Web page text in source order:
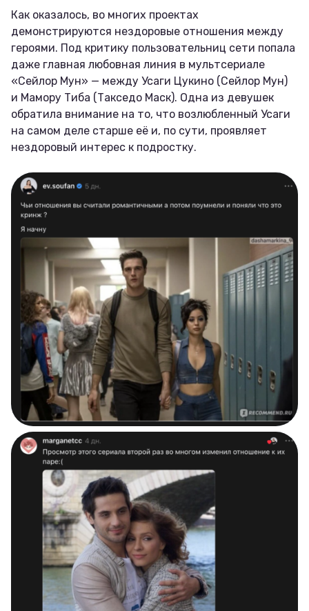
Как оказалось, во многих проектах
демонстрируются нездоровые отношения между
героями. Под критику пользовательниц сети попала
даже главная любовная линия в мультсериале
«Сейлор Мун» — между Усаги Цукино (Сейлор Мун)
и Мамору Тиба (Такседо Маск). Одна из девушек
обратила внимание на то, что возлюбленный Усаги
на самом деле старше её и, по сути, проявляет
нездоровый интерес к подростку.